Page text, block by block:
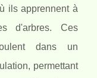
ils apprennent à
d'arbres. Ces
dans un
permettant